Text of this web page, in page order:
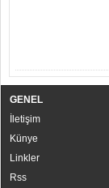
GENEL
İletişim
Künye
Linkler
Rss